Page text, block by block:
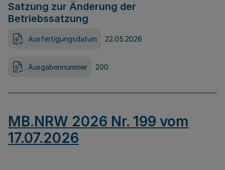
Satzung zur Änderung der
Betriebssatzung
Ausfertigungsdatum 22.05.2026
Ausgabennummer 200
MB.NRW 2026 Nr. 199 vom
17.07.2026